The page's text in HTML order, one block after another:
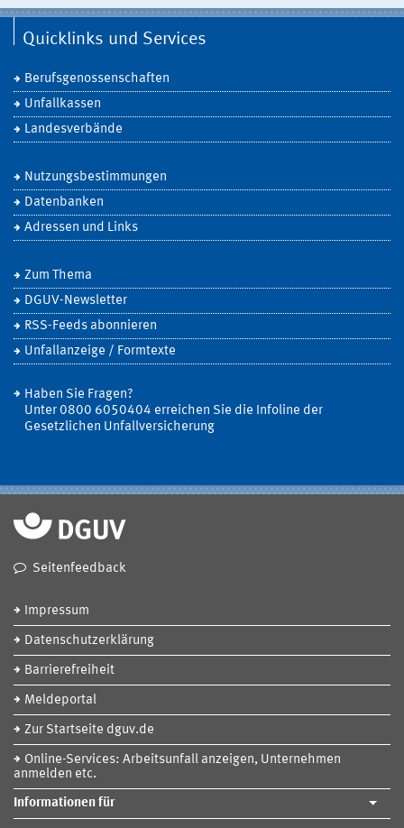
Quicklinks und Services
Berufsgenossenschaften
Unfallkassen
Landesverbände
Nutzungsbestimmungen
Datenbanken
Adressen und Links
Zum Thema
DGUV-Newsletter
RSS-Feeds abonnieren
Unfallanzeige / Formtexte
Haben Sie Fragen?
Unter 0800 6050404 erreichen Sie die Infoline der
Gesetzlichen Unfallversicherung
Seitenfeedback
Impressum
Datenschutzerklärung
Barrierefreiheit
Meldeportal
Zur Startseite dguv.de
Online-Services: Arbeitsunfall anzeigen, Unternehmen
anmelden etc.
Informationen für